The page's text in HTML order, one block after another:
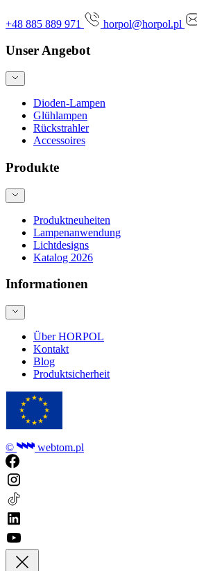
+48 885 889 971 horpol@horpol.pl
Unser Angebot
Dioden-Lampen
Glühlampen
Rückstrahler
Accessoires
Produkte
Produktneuheiten
Lampenanwendung
Lichtdesigns
Katalog 2026
Informationen
Über HORPOL
Kontakt
Blog
Produktsicherheit
© webtom.pl